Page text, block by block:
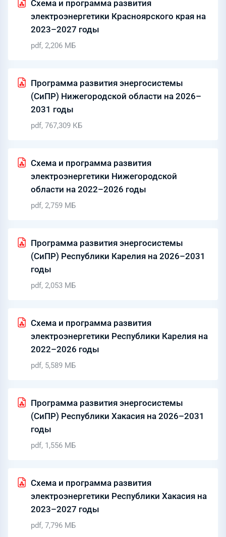
Схема и программа развития
электроэнергетики Красноярского края на
2023–2027 годы
pdf, 2,206 МБ
Программа развития энергосистемы
(СиПР) Нижегородской области на 2026–
2031 годы
pdf, 767,309 КБ
Схема и программа развития
электроэнергетики Нижегородской
области на 2022–2026 годы
pdf, 2,759 МБ
Программа развития энергосистемы
(СиПР) Республики Карелия на 2026–2031
годы
pdf, 2,053 МБ
Схема и программа развития
электроэнергетики Республики Карелия на
2022–2026 годы
pdf, 5,589 МБ
Программа развития энергосистемы
(СиПР) Республики Хакасия на 2026–2031
годы
pdf, 1,556 МБ
Схема и программа развития
электроэнергетики Республики Хакасия на
2023–2027 годы
pdf, 7,796 МБ